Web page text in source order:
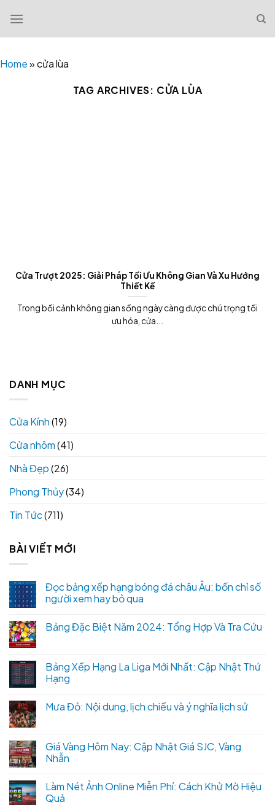
content
Home»cửa lùa
TAG ARCHIVES: CỬA LÙA
Cửa Trượt 2025: Giải Pháp Tối Ưu Không Gian Và Xu Hướng
Thiết Kế
Trong bối cảnh không gian sống ngày càng được chú trọng tối
ưu hóa, cửa...
DANH MỤC
Cửa Kính(19)
Cửa nhôm(41)
Nhà Đẹp(26)
Phong Thủy(34)
Tin Tức(711)
BÀI VIẾT MỚI
Đọc bảng xếp hạng bóng đá châu Âu: bốn chỉ số
người xem hay bỏ qua
Bảng Đặc Biệt Năm 2024: Tổng Hợp Và Tra Cứu
Bảng Xếp Hạng La Liga Mới Nhất: Cập Nhật Thứ
Hạng
Mưa Đỏ: Nội dung, lịch chiếu và ý nghĩa lịch sử
Giá Vàng Hôm Nay: Cập Nhật Giá SJC, Vàng
Nhẫn
Làm Nét Ảnh Online Miễn Phí: Cách Khử Mờ Hiệu
Quả